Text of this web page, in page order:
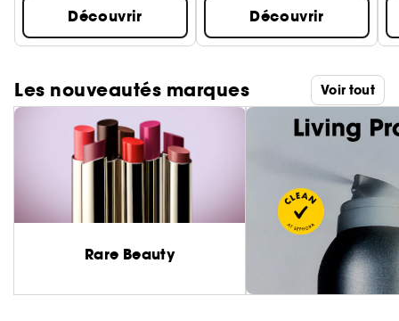
Découvrir Découvrir
Les nouveautés marques Voir tout
Rare Beauty